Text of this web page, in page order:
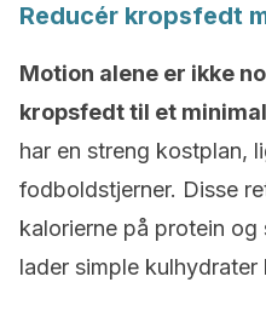
Reducér kropsfedt
Motion alene er ikke
kropsfedt til et
har en streng kostplan,
fodboldstjerner. Disse
kalorierne på protein
lader simple